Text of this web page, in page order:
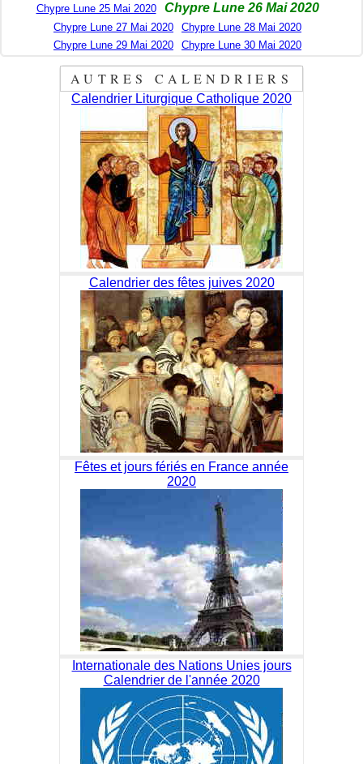
Chypre Lune 25 Mai 2020
Chypre Lune 26 Mai 2020
Chypre Lune 27 Mai 2020
Chypre Lune 28 Mai 2020
Chypre Lune 29 Mai 2020
Chypre Lune 30 Mai 2020
AUTRES CALENDRIERS
Calendrier Liturgique Catholique 2020
Calendrier des fêtes juives 2020
Fêtes et jours fériés en France année
2020
Internationale des Nations Unies jours
Calendrier de l'année 2020